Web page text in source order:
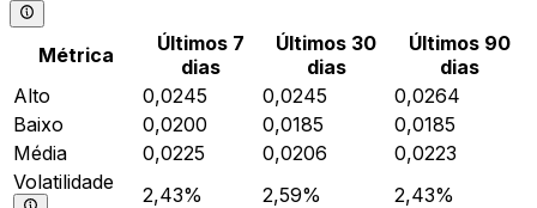
Métrica
Últimos 7
dias
Últimos 30
dias
Últimos 90
dias
Alto
0,0245 0,0245
0,0264
Baixo
0,0200 0,0185
0,0185
Média
0,0225 0,0206
0,0223
Volatilidade
2,43% 2,59% 2,43%